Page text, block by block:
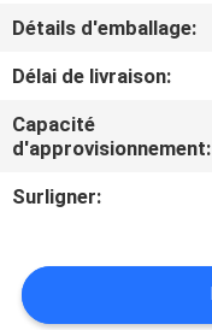
NOUS
VISITE
DE
L'USINE
CONTRÔLE
QUALITÉ
Détails d'emballage:
Délai de livraison:
Capacité
d'approvisionnement:
Surligner: